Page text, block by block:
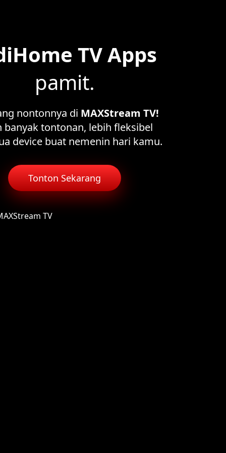
TV Apps
pamit.
nontonnya di MAXStream TV!
banyak tontonan, lebih fleksibel
device buat nemenin hari kamu.
Tonton Sekarang
TV